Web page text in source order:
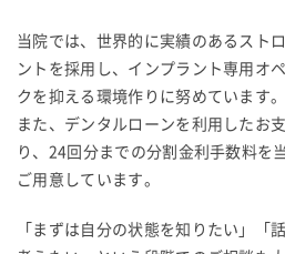
当院では、世界的に実績のあるスト
ントを採用し、インプラント専用オ
クを抑える環境作りに努めています。
また、デンタルローンを利用したお
り、24回分までの分割金利手数料を
ご用意しています。
「まずは自分の状態を知りたい」「